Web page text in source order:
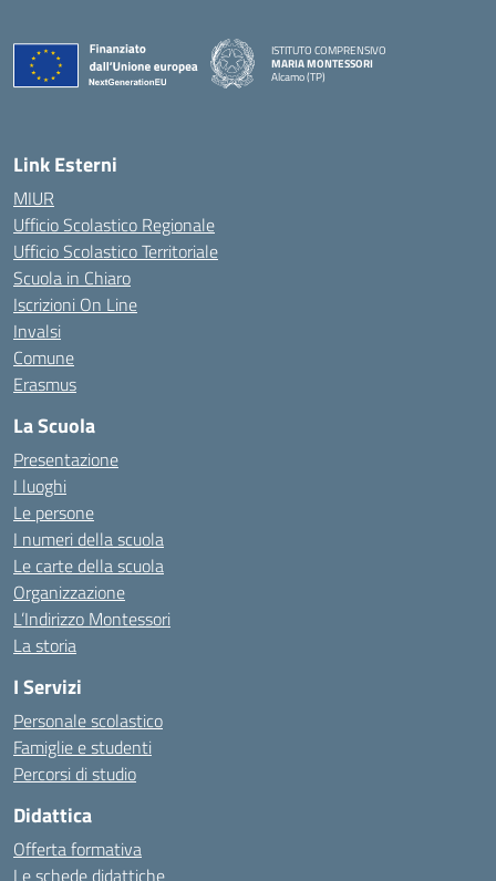
ISTITUTO COMPRENSIVO
MARIA MONTESSORI
Alcamo (TP)
Link Esterni
MIUR
Ufficio Scolastico Regionale
Ufficio Scolastico Territoriale
Scuola in Chiaro
Iscrizioni On Line
Invalsi
Comune
Erasmus
La Scuola
Presentazione
I luoghi
Le persone
I numeri della scuola
Le carte della scuola
Organizzazione
L’Indirizzo Montessori
La storia
I Servizi
Personale scolastico
Famiglie e studenti
Percorsi di studio
Didattica
Offerta formativa
Le schede didattiche